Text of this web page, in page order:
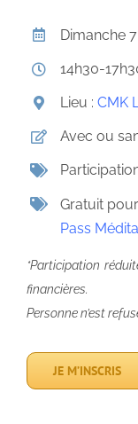
Dimanche
14h30-
Lieu :CMK
Avec ou
Gratuit
Pass
*Participation
financières.
Personne n’est
JE M’INSCRIS